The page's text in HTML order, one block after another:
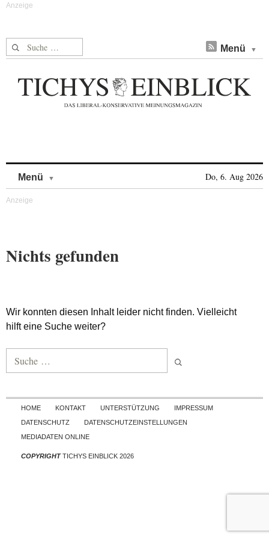
Suche nach: Menü
Menü Do, 6. Aug 2026
Nichts gefunden
Wir konnten diesen Inhalt leider nicht finden. Vielleicht
hilft eine Suche weiter?
Suche nach:
Skip to content
HOME KONTAKT UNTERSTÜTZUNG
IMPRESSUM
DATENSCHUTZ
DATENSCHUTZEINSTELLUNGEN
MEDIADATEN ONLINE
COPYRIGHTTICHYS EINBLICK 2026